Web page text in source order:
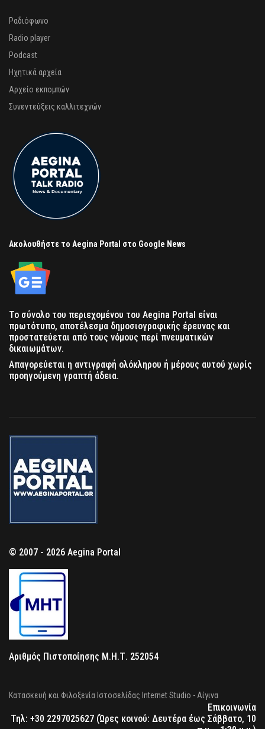
Ραδιόφωνο
Radio player
Podcast
Ηχητικά αρχεία
Αρχείο εκπομπών
Συνεντεύξεις καλλιτεχνών
Ακολουθήστε το Aegina Portal στο Google News
Το σύνολο του περιεχομένου του Aegina Portal είναι
πρωτότυπο, αποτέλεσμα δημοσιογραφικής έρευνας και
προστατεύεται από τους νόμους περί πνευματικών
δικαιωμάτων.
Απαγορεύεται η αντιγραφή ολόκληρου ή μέρους αυτού χωρίς
προηγούμενη γραπτή άδεια.
© 2007 - 2026 Aegina Portal
Αριθμός Πιστοποίησης Μ.Η.Τ. 252054
Κατασκευή και Φιλοξενία Ιστοσελίδας Internet Studio - Αίγινα
Επικοινωνία
Τηλ: +30 2297025627 (Ώρες κοινού: Δευτέρα έως Σάββατο, 10